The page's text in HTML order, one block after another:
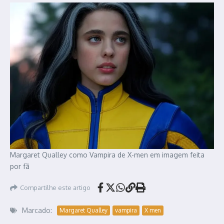
Margaret Qualley como Vampira de X-men em imagem feita
por fã
Compartilhe este artigo
Marcado: Margaret Qualley vampira X men